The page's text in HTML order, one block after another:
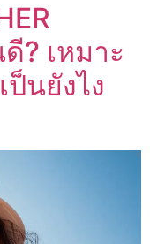
? เหมาะ
ป็นยังไง